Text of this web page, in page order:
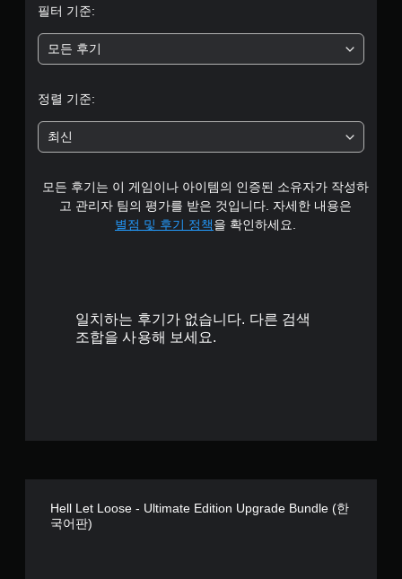
필터 기준:
모든 후기
정렬 기준:
최신
모든 후기는 이 게임이나 아이템의 인증된 소유자가 작성하
고 관리자 팀의 평가를 받은 것입니다. 자세한 내용은
별점 및 후기 정책을 확인하세요.
일치하는 후기가 없습니다. 다른 검색
조합을 사용해 보세요.
Hell Let Loose - Ultimate Edition Upgrade Bundle (한
국어판)